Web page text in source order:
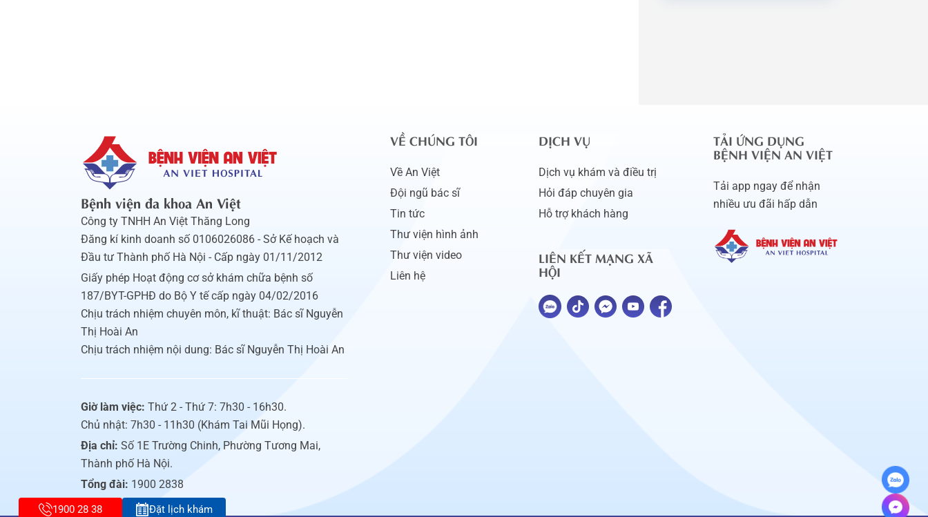
Bệnh viện đa khoa An Việt
Công ty TNHH An Việt Thăng Long
Đăng kí kinh doanh số 0106026086 - Sở Kế hoạch và
Đầu tư Thành phố Hà Nội - Cấp ngày 01/11/2012
Giấy phép Hoạt động cơ sở khám chữa bệnh số
187/BYT-GPHĐ do Bộ Y tế cấp ngày 04/02/2016
Chịu trách nhiệm chuyên môn, kĩ thuật: Bác sĩ Nguyễn
Thị Hoài An
Chịu trách nhiệm nội dung: Bác sĩ Nguyễn Thị Hoài An
Giờ làm việc: Thứ 2 - Thứ 7: 7h30 - 16h30.
Chủ nhật: 7h30 - 11h30 (Khám Tai Mũi Họng).
Địa chỉ: Số 1E Trường Chinh, Phường Tương Mai,
Thành phố Hà Nội.
Tổng đài: 1900 2838
VỀ CHÚNG TÔI
Về An Việt
Đội ngũ bác sĩ
Tin tức
Thư viện hình ảnh
Thư viện video
Liên hệ
DỊCH VỤ
Dịch vụ khám và điều trị
Hỏi đáp chuyên gia
Hỗ trợ khách hàng
LIÊN KẾT MẠNG XÃ
HỘI
TẢI ỨNG DỤNG
BỆNH VIỆN AN VIỆT
Tải app ngay để nhận
nhiều ưu đãi hấp dẫn
1900 28 38 Đặt lịch khám